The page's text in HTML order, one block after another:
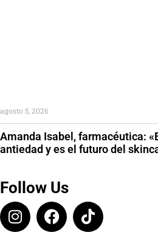
Amanda Isabel, farmacéutica:
antiedad y es el futuro del
agosto 5, 2026
Follow Us